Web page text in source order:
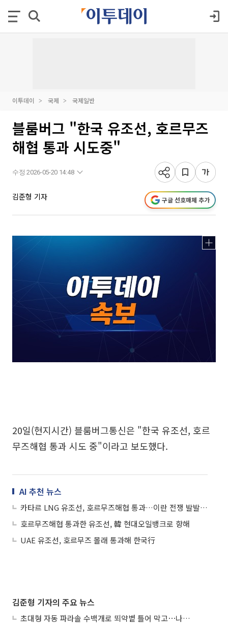
이투데이 국제 국제일반
블룸버그 "한국 유조선, 호르무즈
해협 통과 시도중"
수정 2026-05-20 14:48
김준형 기자 구글 선호매체 추가
20일(현지시간) 블룸버그통신은 "한국 유조선, 호르
무즈해협 통과 시도 중"이라고 보도했다.
AI 추천 뉴스
카타르 LNG 유조선, 호르무즈해협 통과…이란 전쟁 발발 후 첫 수출
호르무즈해협 통과한 유조선, 韓 현대오일뱅크로 향해
UAE 유조선, 호르무즈 몰래 통과해 한국行
김준형 기자의 주요 뉴스
초대형 자동 파라솔 수백개로 뙤약볕 틀어 막고⋯나라별 폭염 생존법